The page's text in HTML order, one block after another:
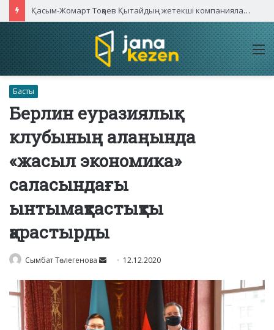
Қасым-Жомарт Тоқаев Қытайдың жетекші компаниялары басшыларымен кездесті
Басты
Берлин еуразиялық
клубының алаңында
«жасыл экономика»
саласындағы
ынтымақтастықты
қарастырды
Сымбат Төлегенова
Send
email
12.12.2020